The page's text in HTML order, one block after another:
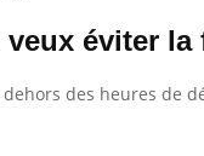
éviter la
des heures de